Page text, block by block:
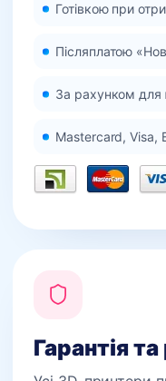
Готівкою при
Післяплатою
За рахунком для
Mastercard, Visa,
Гарантія